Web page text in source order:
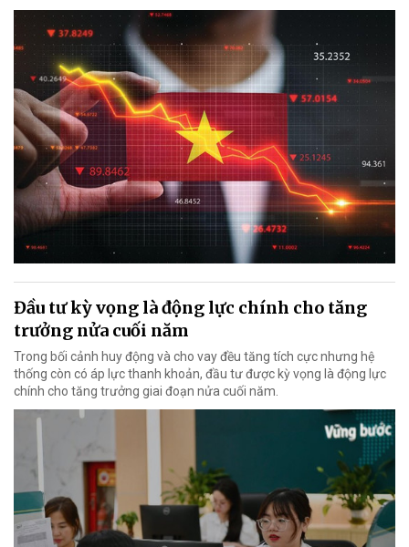
Đầu tư kỳ vọng là động lực chính cho tăng
trưởng nửa cuối năm
Trong bối cảnh huy động và cho vay đều tăng tích cực nhưng hệ
thống còn có áp lực thanh khoản, đầu tư được kỳ vọng là động lực
chính cho tăng trưởng giai đoạn nửa cuối năm.